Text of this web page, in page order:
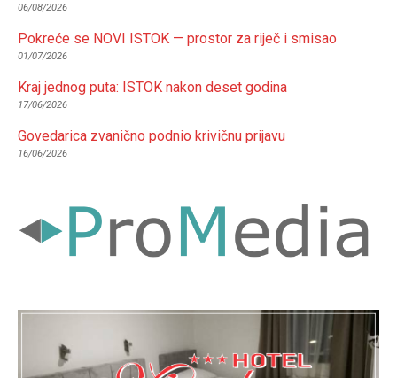
06/08/2026
Pokreće se NOVI ISTOK — prostor za riječ i smisao
01/07/2026
Kraj jednog puta: ISTOK nakon deset godina
17/06/2026
Govedarica zvanično podnio krivičnu prijavu
16/06/2026